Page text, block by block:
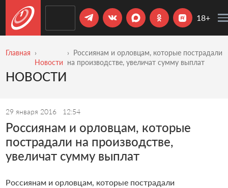
18+
Главная
Новости
Россиянам и орловцам, которые пострадали
на производстве, увеличат сумму выплат
НОВОСТИ
29 января 2016 12:54
Россиянам и орловцам, которые
пострадали на производстве,
увеличат сумму выплат
Россиянам и орловцам, которые пострадали